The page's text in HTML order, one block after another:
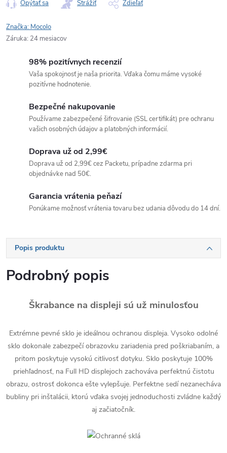
Opýtať sa Strážiť Zdieľať
Značka: Mocolo
Záruka: 24 mesiacov
98% pozitívnych recenzií
Vaša spokojnosť je naša priorita. Vďaka čomu máme vysoké
pozitívne hodnotenie.
Bezpečné nakupovanie
Používame zabezpečené šifrovanie (SSL certifikát) pre ochranu
vašich osobných údajov a platobných informácií.
Doprava už od 2,99€
Doprava už od 2,99€ cez Packetu, prípadne zdarma pri
objednávke nad 50€.
Garancia vrátenia peňazí
Ponúkame možnosť vrátenia tovaru bez udania dôvodu do 14 dní.
Popis produktu
Podrobný popis
Škrabance na displeji sú už minulosťou
Extrémne pevné sklo je ideálnou ochranou displeja. Vysoko odolné
sklo dokonale zabezpečí obrazovku zariadenia pred poškriabaním, a
pritom poskytuje vysokú citlivosť dotyku. Sklo poskytuje 100%
priehľadnosť, na Full HD displejoch zachováva perfektnú čistotu
obrazu, ostrosť dokonca ešte vylepšuje. Perfektne sedí nezanecháva
bubliny pri inštalácii, ktorú vďaka svojej jednoduchosti zvládne každý
aj začiatočník.